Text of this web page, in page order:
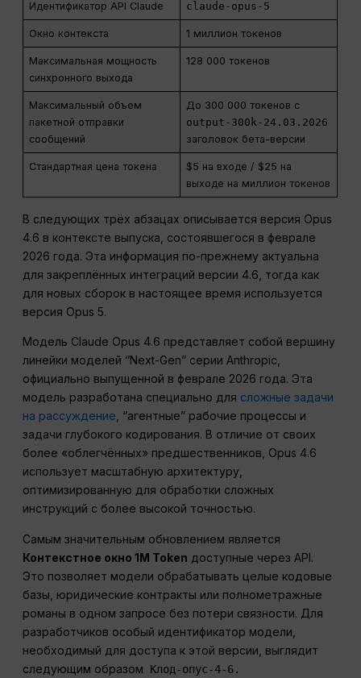
Идентификатор API Claude claude-opus-5
Окно контекста 1 миллион токенов
Максимальная мощность
синхронного выхода
128 000 токенов
Максимальный объем
пакетной отправки
сообщений
До 300 000 токенов с
output-300k-24.03.2026
заголовок бета-версии
Стандартная цена токена
$5 на входе / $25 на
выходе на миллион токенов
В следующих трёх абзацах описывается версия Opus
4.6 в контексте выпуска, состоявшегося в феврале
2026 года. Эта информация по-прежнему актуальна
для закреплённых интеграций версии 4.6, тогда как
для новых сборок в настоящее время используется
версия Opus 5.
Модель Claude Opus 4.6 представляет собой вершину
линейки моделей “Next-Gen” серии Anthropic,
официально выпущенной в феврале 2026 года. Эта
модель разработана специально для сложные задачи
на рассуждение , “агентные” рабочие процессы и
задачи глубокого кодирования. В отличие от своих
более «облегчённых» предшественников, Opus 4.6
использует масштабную архитектуру,
оптимизированную для обработки сложных
инструкций с более высокой точностью.
Самым значительным обновлением является
Контекстное окно 1M Token доступные через API.
Это позволяет модели обрабатывать целые кодовые
базы, юридические контракты или полнометражные
романы в одном запросе без потери связности. Для
разработчиков особый идентификатор модели,
необходимый для доступа к этой версии, выглядит
следующим образом Клод-опус-4-6.